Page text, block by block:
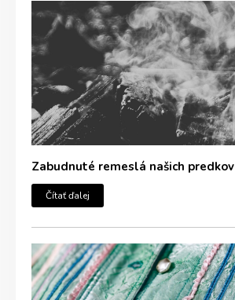
Zabudnuté remeslá našich predkov
Čítať ďalej